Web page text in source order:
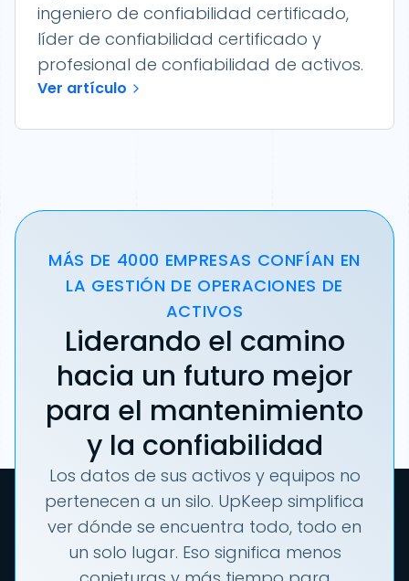
ingeniero de confiabilidad certificado,
líder de confiabilidad certificado y
profesional de confiabilidad de activos.
Ver artículo
MÁS DE 4000 EMPRESAS CONFÍAN EN
LA GESTIÓN DE OPERACIONES DE
ACTIVOS
Liderando el camino
hacia un futuro mejor
para el mantenimiento
y la confiabilidad
Los datos de sus activos y equipos no
pertenecen a un silo. UpKeep simplifica
ver dónde se encuentra todo, todo en
un solo lugar. Eso significa menos